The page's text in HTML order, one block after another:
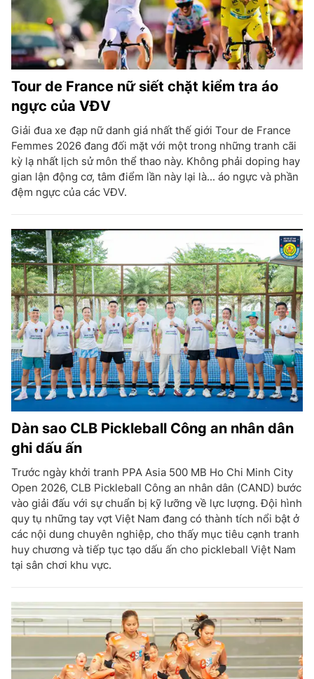
Tour de France nữ siết chặt kiểm tra áo
ngực của VĐV
Giải đua xe đạp nữ danh giá nhất thế giới Tour de France
Femmes 2026 đang đối mặt với một trong những tranh cãi
kỳ lạ nhất lịch sử môn thể thao này. Không phải doping hay
gian lận động cơ, tâm điểm lần này lại là... áo ngực và phần
đệm ngực của các VĐV.
Dàn sao CLB Pickleball Công an nhân dân
ghi dấu ấn
Trước ngày khởi tranh PPA Asia 500 MB Ho Chi Minh City
Open 2026, CLB Pickleball Công an nhân dân (CAND) bước
vào giải đấu với sự chuẩn bị kỹ lưỡng về lực lượng. Đội hình
quy tụ những tay vợt Việt Nam đang có thành tích nổi bật ở
các nội dung chuyên nghiệp, cho thấy mục tiêu cạnh tranh
huy chương và tiếp tục tạo dấu ấn cho pickleball Việt Nam
tại sân chơi khu vực.